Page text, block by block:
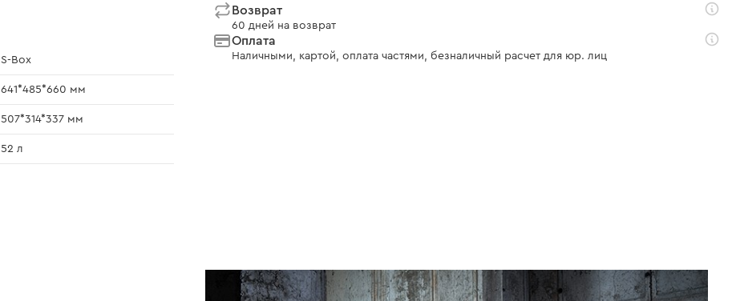
Возврат
60 дней на возврат
Оплата
Наличными, картой, оплата частями, безналичный расчет для юр. лиц
S-Box
641*485*660 мм
507*314*337 мм
52 л